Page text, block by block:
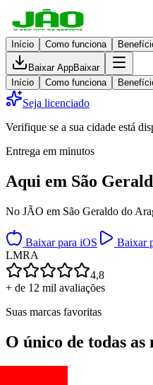
Início Como funciona
Baixar AppBaixar
Início
Como funciona
Seja licenciado
Verifique se a sua cidade está
Entrega em minutos
Aqui em São
No JÃO em São Geraldo do
Baixar para iOS
Baixar
LMRA
4,8
+ de 12 mil avaliações
Suas marcas favoritas
O único de todas as